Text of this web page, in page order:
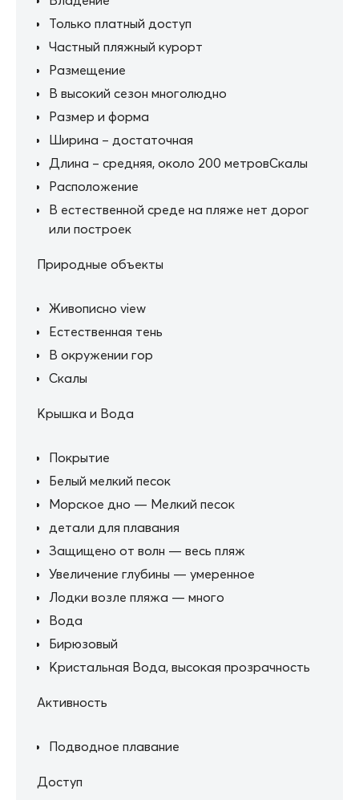
Только платный доступ
Частный пляжный курорт
Размещение
В высокий сезон многолюдно
Размер и форма
Ширина – достаточная
Длина – средняя, около 200 метровСкалы
Расположение
В естественной среде на пляже нет дорог
или построек
Природные объекты
Живописно view
Естественная тень
В окружении гор
Скалы
Крышка и Вода
Покрытие
Белый мелкий песок
Морское дно — Мелкий песок
детали для плавания
Защищено от волн — весь пляж
Увеличение глубины — умеренное
Лодки возле пляжа — много
Вода
Бирюзовый
Кристальная Вода, высокая прозрачность
Активность
Подводное плавание
Доступ